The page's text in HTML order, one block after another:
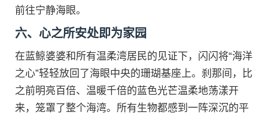
前往宁静海眼。
六、心之所安处即为家园
在蓝鲸婆婆和所有温柔湾居民的见证下，闪闪将“海洋
之心”轻轻放回了海眼中央的珊瑚基座上。刹那间，比
之前明亮百倍、温暖千倍的蓝色光芒温柔地荡漾开
来，笼罩了整个海湾。所有生物都感到一阵深沉的平